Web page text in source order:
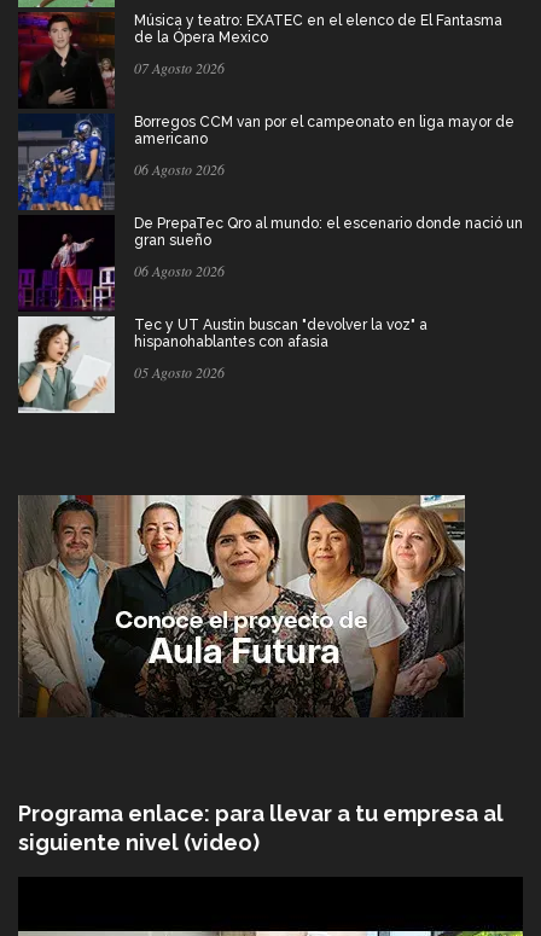
Música y teatro: EXATEC en el elenco de El Fantasma
de la Ópera Mexico
07 Agosto 2026
Borregos CCM van por el campeonato en liga mayor de
americano
06 Agosto 2026
De PrepaTec Qro al mundo: el escenario donde nació un
gran sueño
06 Agosto 2026
Tec y UT Austin buscan "devolver la voz" a
hispanohablantes con afasia
05 Agosto 2026
Programa enlace: para llevar a tu empresa al
siguiente nivel (video)